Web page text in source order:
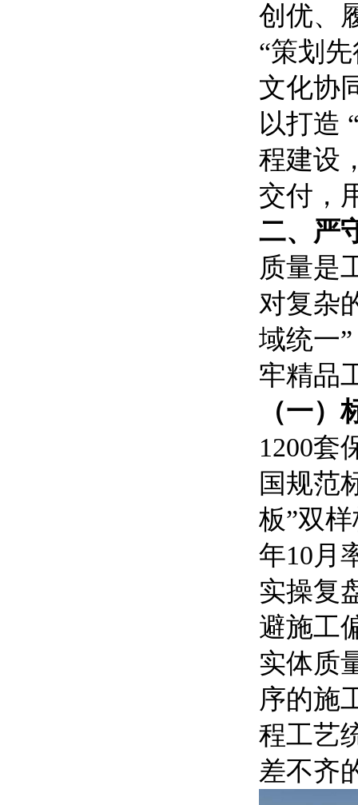
创优、
“策划
文化协
以打造
程建设
交付，
二、严
质量是
对复杂
域统一
牢精品
（一
1200套
国规范
板”双
年10月
实操复
避施工
实体质
序的施
程工艺
差不齐